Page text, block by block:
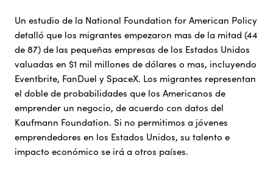
Un estudio de la National Foundation for American Policy
detalló que los migrantes empezaron mas de la mitad (44
de 87) de las pequeñas empresas de los Estados Unidos
valuadas en $1 mil millones de dólares o mas, incluyendo
Eventbrite, FanDuel y SpaceX. Los migrantes representan
el doble de probabilidades que los Americanos de
emprender un negocio, de acuerdo con datos del
Kaufmann Foundation. Si no permitimos a jóvenes
emprendedores en los Estados Unidos, su talento e
impacto económico se irá a otros países.